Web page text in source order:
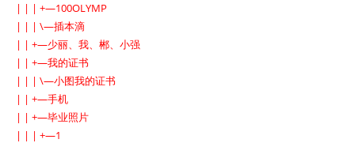
| | | +—100OLYMP
| | | \—插本滴
| | +—少丽、我、郴、小强
| | +—我的证书
| | | \—小图我的证书
| | +—手机
| | +—毕业照片
| | | +—1